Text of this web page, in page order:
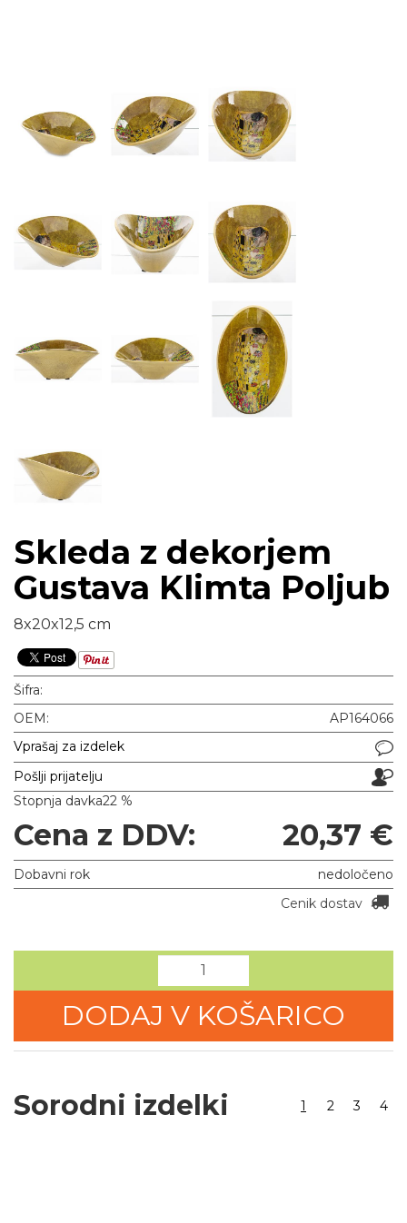
Skleda z dekorjem
Gustava Klimta Poljub
8x20x12,5 cm
Šifra:
OEM:
AP164066
Vprašaj za izdelek
Pošlji prijatelju
Stopnja davka22 %
Cena z DDV: 20,37 €
Dobavni rok
nedoločeno
Cenik dostav
DODAJ V KOŠARICO
Sorodni izdelki 1 2 3 4